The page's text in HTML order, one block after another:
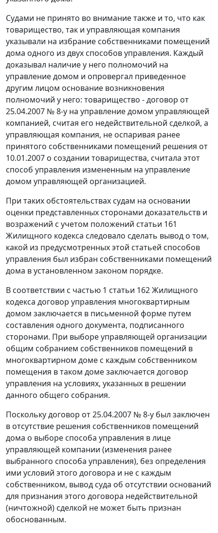
Судами не принято во внимание также и то, что как
товарищество, так и управляющая компания
указывали на избрание собственниками помещений
дома одного из двух способов управления. Каждый
доказывал наличие у него полномочий на
управление домом и опровергал приведенное
другим лицом основание возникновения
полномочий у него: товарищество - договор от
25.04.2007 № 8-у на управление домом управляющей
компанией, считая его недействительной сделкой, а
управляющая компания, не оспаривая ранее
принятого собственниками помещений решения от
10.01.2007 о создании товарищества, считала этот
способ управления измененным на управление
домом управляющей организацией.
При таких обстоятельствах судам на основании
оценки представленных сторонами доказательств и
возражений с учетом положений статьи 161
Жилищного кодекса следовало сделать вывод о том,
какой из предусмотренных этой статьей способов
управления был избран собственниками помещений
дома в установленном законом порядке.
В соответствии с частью 1 статьи 162 Жилищного
кодекса договор управления многоквартирным
домом заключается в письменной форме путем
составления одного документа, подписанного
сторонами. При выборе управляющей организации
общим собранием собственников помещений в
многоквартирном доме с каждым собственником
помещения в таком доме заключается договор
управления на условиях, указанных в решении
данного общего собрания.
Поскольку договор от 25.04.2007 № 8-у был заключен
в отсутствие решения собственников помещений
дома о выборе способа управления в лице
управляющей компании (изменения ранее
выбранного способа управления), без определения
ими условий этого договора и не с каждым
собственником, вывод суда об отсутствии оснований
для признания этого договора недействительной
(ничтожной) сделкой не может быть признан
обоснованным.